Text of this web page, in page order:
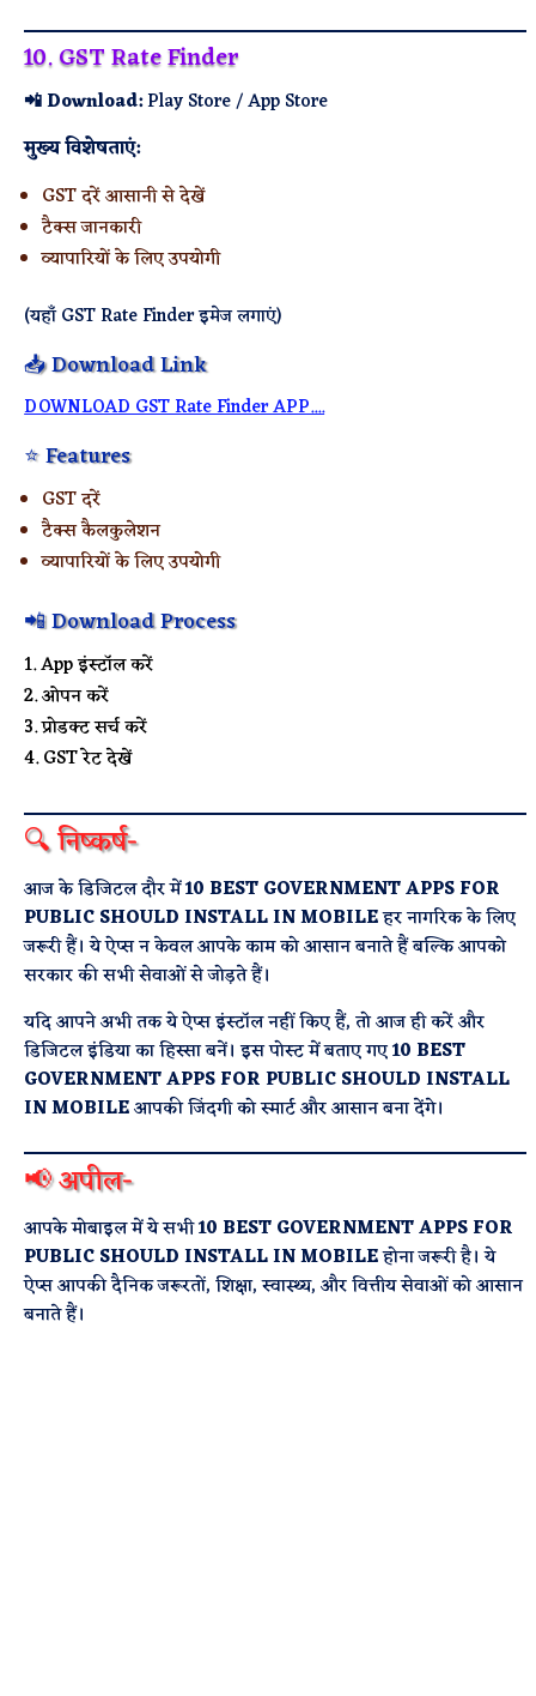
10. GST Rate Finder
📲 Download:Play Store / App Store
मुख्य विशेषताएं:
GST दरें आसानी से देखें
टैक्स जानकारी
व्यापारियों के लिए उपयोगी
(यहाँ GST Rate Finder इमेज लगाएं)
📥 Download Link
DOWNLOAD GST Rate Finder APP....
⭐ Features
GST दरें
टैक्स कैलकुलेशन
व्यापारियों के लिए उपयोगी
📲 Download Process
App इंस्टॉल करें
ओपन करें
प्रोडक्ट सर्च करें
GST रेट देखें
🔍 निष्कर्ष-
आज के डिजिटल दौर में10 BEST GOVERNMENT APPS FOR
PUBLIC SHOULD INSTALL IN MOBILEहर नागरिक के लिए
जरूरी हैं। ये ऐप्स न केवल आपके काम को आसान बनाते हैं बल्कि आपको
सरकार की सभी सेवाओं से जोड़ते हैं।
यदि आपने अभी तक ये ऐप्स इंस्टॉल नहीं किए हैं, तो आज ही करें और
डिजिटल इंडिया का हिस्सा बनें। इस पोस्ट में बताए गए10 BEST
GOVERNMENT APPS FOR PUBLIC SHOULD INSTALL
IN MOBILEआपकी जिंदगी को स्मार्ट और आसान बना देंगे।
📢 अपील-
आपके मोबाइल में ये सभी10 BEST GOVERNMENT APPS FOR
PUBLIC SHOULD INSTALL IN MOBILEहोना जरूरी है। ये
ऐप्स आपकी दैनिक जरूरतों, शिक्षा, स्वास्थ्य, और वित्तीय सेवाओं को आसान
बनाते हैं।